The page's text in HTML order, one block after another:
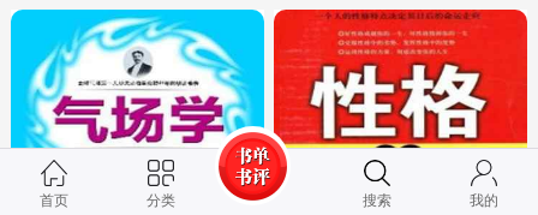
首页 分类 搜索 我的